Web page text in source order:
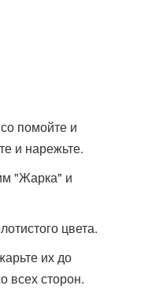
помойте и
и нарежьте.
"Жарка" и
цвета.
их до
всех сторон.